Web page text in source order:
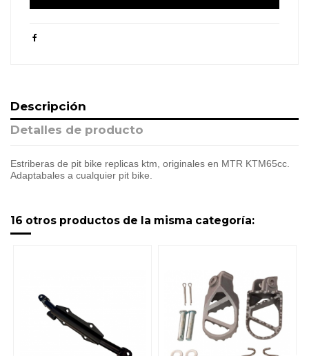
Descripción
Detalles de producto
Estriberas de pit bike replicas ktm, originales en MTR KTM65cc.
Adaptabales a cualquier pit bike.
16 otros productos de la misma categoría: